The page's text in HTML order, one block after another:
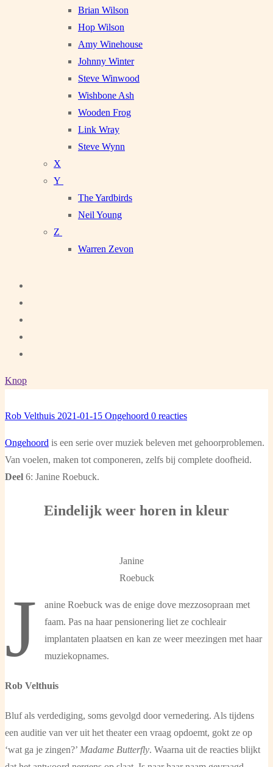
Brian Wilson
Hop Wilson
Amy Winehouse
Johnny Winter
Steve Winwood
Wishbone Ash
Wooden Frog
Link Wray
Steve Wynn
X
Y
The Yardbirds
Neil Young
Z
Warren Zevon
Knop
Rob Velthuis 2021-01-15 Ongehoord 0 reacties
Ongehoord is een serie over muziek beleven met gehoorproblemen.
Van voelen, maken tot componeren, zelfs bij complete doofheid.
Deel 6: Janine Roebuck.
Eindelijk weer horen in kleur
Janine
Roebuck
J
anine Roebuck was de enige dove mezzosopraan met
faam. Pas na haar pensionering liet ze cochleair
implantaten plaatsen en kan ze weer meezingen met haar
muziekopnames.
Rob Velthuis
Bluf als verdediging, soms gevolgd door vernedering. Als tijdens
een auditie van ver uit het theater een vraag opdoemt, gokt ze op
‘wat ga je zingen?’ Madame Butterfly. Waarna uit de reacties blijkt